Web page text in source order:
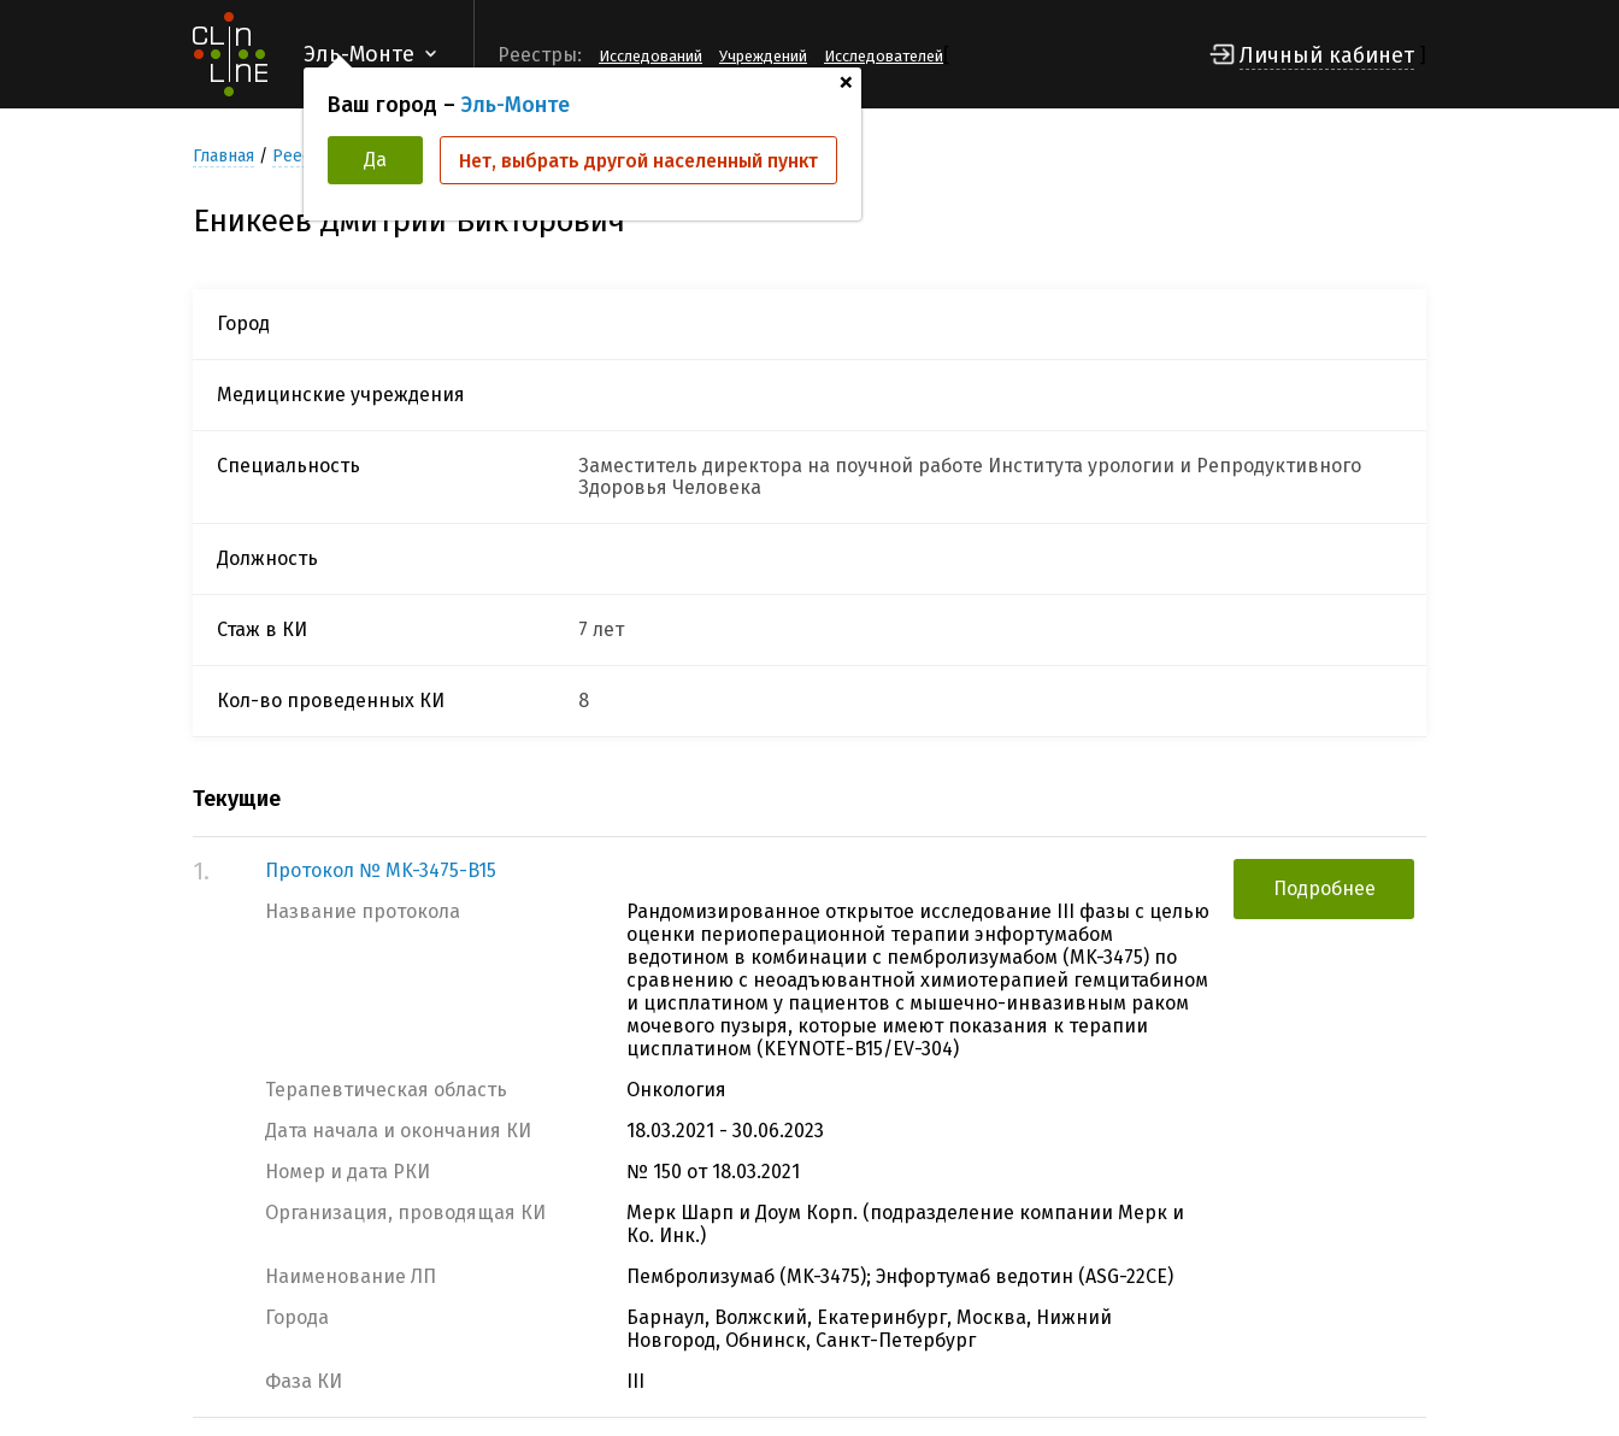
Эль-Монте
+
Ваш город – Эль-Монте
Да Нет, выбрать другой населенный пункт
Реестры: Исследований Учреждений Исследователей Личный кабинет
Главная Реестр Исследователей Еникеев Дмитрий Викторович
Еникеев Дмитрий Викторович
Город
Медицинские учреждения
Специальность
Заместитель директора на поучной работе Института урологии и Репродуктивного
Здоровья Человека
Должность
Стаж в КИ 7 лет
Кол-во проведенных КИ 8
Текущие
1.
Протокол № MK-3475-B15
Название протокола
Рандомизированное открытое исследование III фазы с целью
оценки периоперационной терапии энфортумабом
ведотином в комбинации с пембролизумабом (MK-3475) по
сравнению с неоадъювантной химиотерапией гемцитабином
и цисплатином у пациентов с мышечно-инвазивным раком
мочевого пузыря, которые имеют показания к терапии
цисплатином (KEYNOTE-B15/EV-304)
Терапевтическая область
Онкология
Дата начала и окончания КИ
18.03.2021 - 30.06.2023
Номер и дата РКИ
№ 150 от 18.03.2021
Организация, проводящая КИ
Мерк Шарп и Доум Корп. (подразделение компании Мерк и
Ко. Инк.)
Наименование ЛП
Пембролизумаб (MK-3475); Энфортумаб ведотин (ASG-22CE)
Города
Барнаул, Волжский, Екатеринбург, Москва, Нижний
Новгород, Обнинск, Санкт-Петербург
Фаза КИ
III
Подробнее